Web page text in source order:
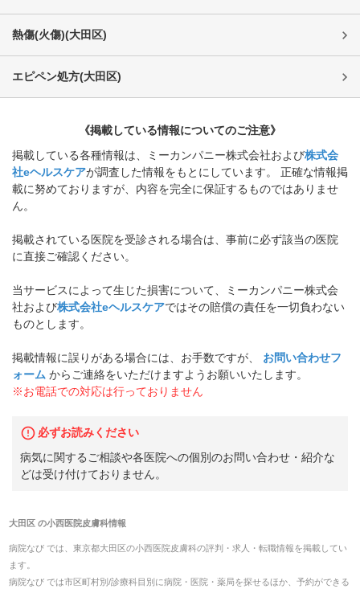
熱傷(火傷)(大田区)
エピペン処方(大田区)
《掲載している情報についてのご注意》
掲載している各種情報は、ミーカンパニー株式会社および株式会
社eヘルスケアが調査した情報をもとにしています。 正確な情報掲
載に努めておりますが、内容を完全に保証するものではありませ
ん。
掲載されている医院を受診される場合は、事前に必ず該当の医院
に直接ご確認ください。
当サービスによって生じた損害について、ミーカンパニー株式会
社および株式会社eヘルスケアではその賠償の責任を一切負わない
ものとします。
掲載情報に誤りがある場合には、お手数ですが、
お問い合わせフ
ォーム からご連絡をいただけますようお願いいたします。
※お電話での対応は行っておりません
必ずお読みください
病気に関するご相談や各医院への個別のお問い合わせ・紹介な
どは受け付けておりません。
大田区の小西医院皮膚科情報
病院なび では、 東京都大田区の小西医院皮膚科の評判・求人・転職情報を掲載してい
ます。
病院なび では市区町村別/診療科目別に病院・医院・薬局を探せるほか、予約ができる